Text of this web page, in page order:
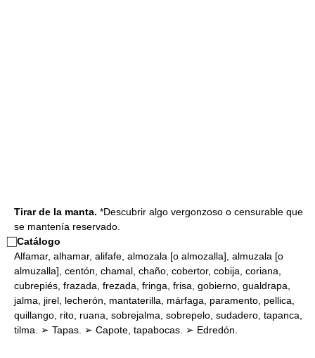
Tirar de la manta. *Descubrir algo vergonzoso o censurable que
se mantenía reservado.
⃞Catálogo
Alfamar, alhamar, alifafe, almozala [o almozalla], almuzala [o
almuzalla], centón, chamal, chaño, cobertor, cobija, coriana,
cubrepiés, frazada, frezada, fringa, frisa, gobierno, gualdrapa,
jalma, jirel, lecherón, mantaterilla, márfaga, paramento, pellica,
quillango, rito, ruana, sobrejalma, sobrepelo, sudadero, tapanca,
tilma. ➢ Tapas. ➢ Capote, tapabocas. ➢ Edredón.